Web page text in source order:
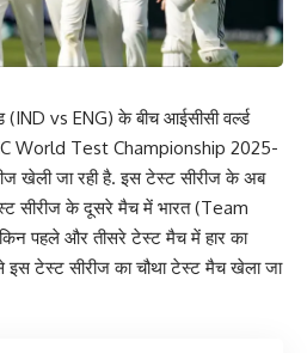
(IND vs ENG) के बीच आईसीसी वर्ल्ड
World Test Championship 2025-
खेली जा रही है. इस टेस्ट सीरीज के अब
सीरीज के दूसरे मैच में भारत (Team
पहले और तीसरे टेस्ट मैच में हार का
टेस्ट सीरीज का चौथा टेस्ट मैच खेला जा